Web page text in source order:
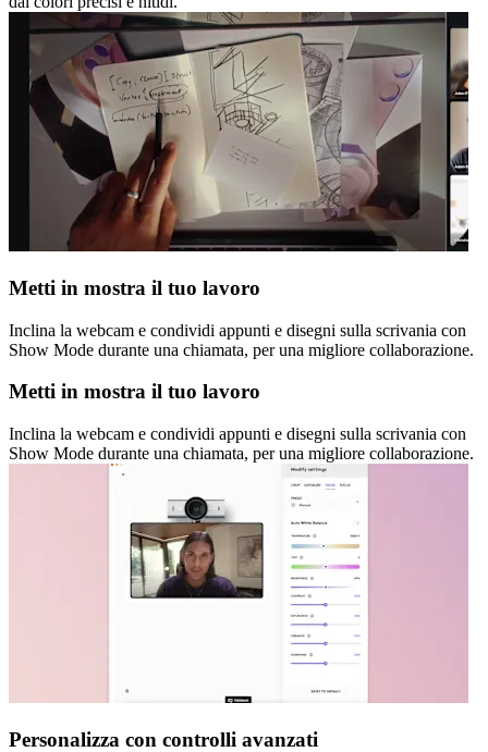
Metti in mostra il tuo lavoro
Inclina la webcam e condividi appunti e disegni sulla scrivania con
Show Mode durante una chiamata, per una migliore collaborazione.
Metti in mostra il tuo lavoro
Inclina la webcam e condividi appunti e disegni sulla scrivania con
Show Mode durante una chiamata, per una migliore collaborazione.
Personalizza con controlli avanzati